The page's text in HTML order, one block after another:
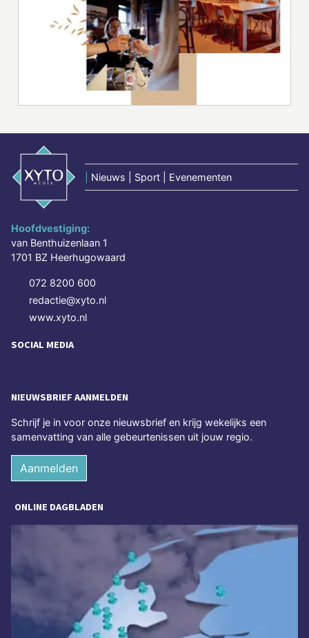
Nieuws | Sport | Evenementen
Hoofdvestiging:
van Benthuizenlaan 1
1701 BZ Heerhugowaard
072 8200 600
redactie@xyto.nl
www.xyto.nl
SOCIAL MEDIA
NIEUWSBRIEF AANMELDEN
Schrijf je in voor onze nieuwsbrief en krijg wekelijks een
samenvatting van alle gebeurtenissen uit jouw regio.
Aanmelden
ONLINE DAGBLADEN